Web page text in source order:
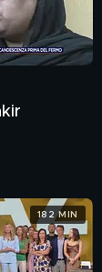
182 MIN